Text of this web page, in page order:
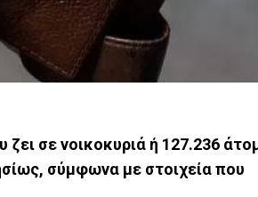
σε νοικοκυριά ή 127.236
σύμφωνα με στοιχεία που